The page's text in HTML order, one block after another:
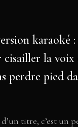
karaoké
la voix
perdre pied
titre, c’est un